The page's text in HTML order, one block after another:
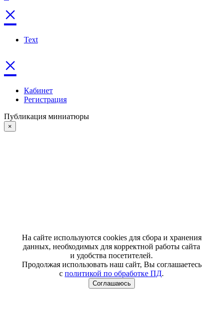
×
Text
×
Кабинет
Регистрация
Публикация миниатюры
×
На сайте используются cookies для сбора и хранения
данных, необходимых для корректной работы сайта
и удобства посетителей.
Продолжая использовать наш сайт, Вы соглашаетесь
с политикой по обработке ПД.
Соглашаюсь